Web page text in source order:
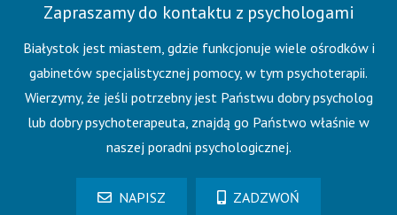
Zapraszamy do kontaktu z psychologami
Białystok jest miastem, gdzie funkcjonuje wiele ośrodków i
gabinetów specjalistycznej pomocy, w tym psychoterapii.
Wierzymy, że jeśli potrzebny jest Państwu dobry psycholog
lub dobry psychoterapeuta, znajdą go Państwo właśnie w
naszej poradni psychologicznej.
NAPISZ ZADZWOŃ